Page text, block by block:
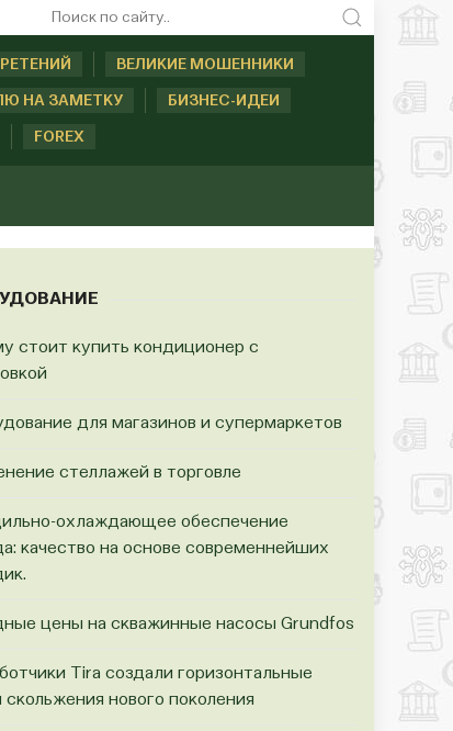
ВЕЛИКИЕ МОШЕННИКИ
НА ЗАМЕТКУ БИЗНЕС-ИДЕИ
FOREX
стоит купить кондиционер с
для магазинов и супермаркетов
стеллажей в торговле
охлаждающее обеспечение
качество на основе современнейших
цены на скважинные насосы Grundfos
Tira создали горизонтальные
скольжения нового поколения